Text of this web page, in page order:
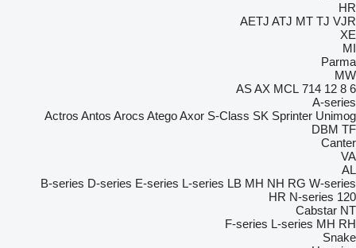
HR
AETJ ATJ MT TJ VJR
XE
MI
Parma
MW
6
8
12
714
ASAX MCL
A-series
Actros Antos Arocs AtegoAxor S-Class SK Sprinter Unimog
DBM TF
Canter
VA
AL
B-series D-series E-series L-series LB MH NH RG W-series
120
HR N-series
Cabstar NT
F-series L-series MH RH
Snake